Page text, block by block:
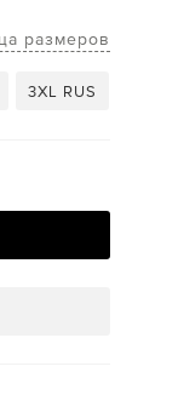
размеров
3XL RUS